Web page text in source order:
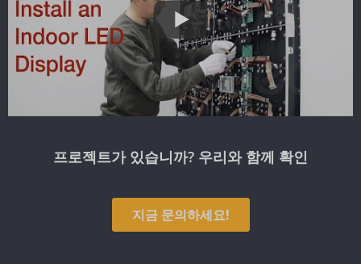
프로젝트가 있습니까? 우리와 함께 확인
지금 문의하세요!